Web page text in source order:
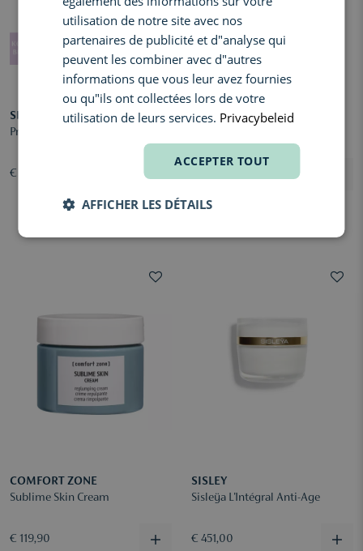
SKIN1004
Probio-Cica Enrich Cream
€ 32,00
AUGUSTINUS BADER
COMFORT ZONE
Sublime Skin Cream
€ 119,90
SISLEY
Sisleÿa L'Intégral Anti-Age
€ 451,00
utilisation de notre site avec nos
partenaires de publicité et d"analyse qui
peuvent les combiner avec d"autres
informations que vous leur avez fournies
ou qu"ils ont collectées lors de votre
utilisation de leurs services. Privacybeleid
ACCEPTER TOUT
AFFICHER LES DÉTAILS